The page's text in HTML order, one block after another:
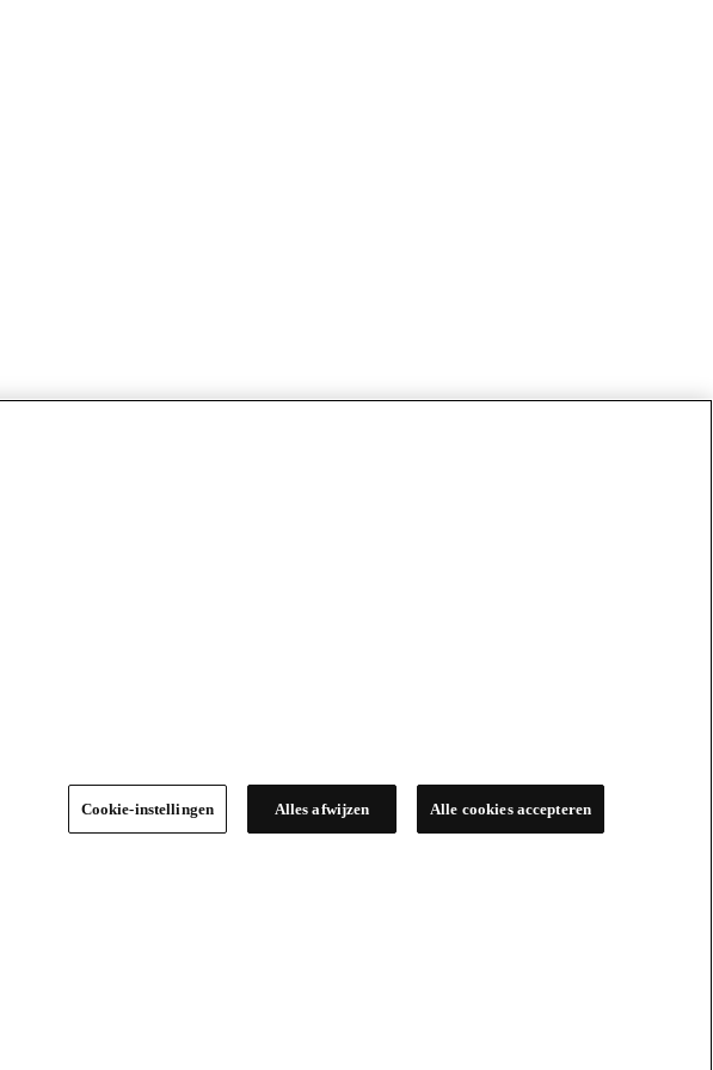
Cookie-instellingen Alles afwijzen Alle cookies accepteren